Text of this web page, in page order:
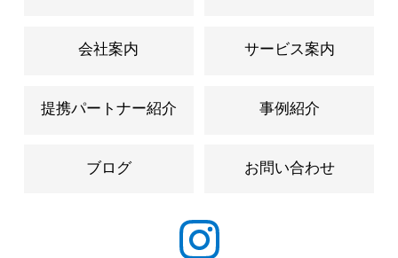
会社案内 サービス案内
提携パートナー紹介 事例紹介
ブログ お問い合わせ